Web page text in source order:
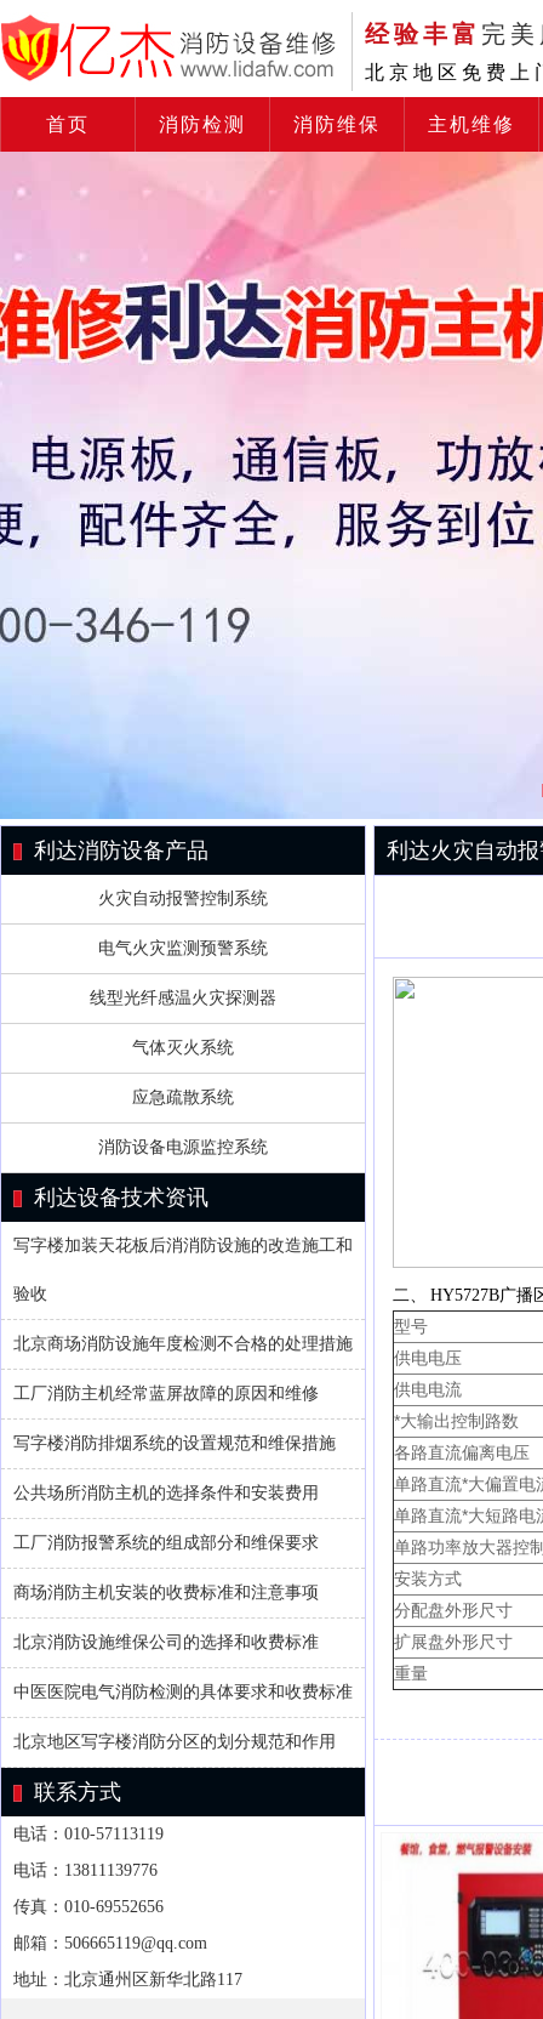
经验丰富 完
北京地区免费上
首页 消防检测 消防维保 主机维修
利达消防设备产品
火灾自动报警控制系统
电气火灾监测预警系统
线型光纤感温火灾探测器
气体灭火系统
应急疏散系统
消防设备电源监控系统
利达设备技术资讯
写字楼加装天花板后消消防设施的改造施工和
验收
北京商场消防设施年度检测不合格的处理措施
工厂消防主机经常蓝屏故障的原因和维修
写字楼消防排烟系统的设置规范和维保措施
公共场所消防主机的选择条件和安装费用
工厂消防报警系统的组成部分和维保要求
商场消防主机安装的收费标准和注意事项
北京消防设施维保公司的选择和收费标准
中医医院电气消防检测的具体要求和收费标准
北京地区写字楼消防分区的划分规范和作用
联系方式
电话：010-57113119
电话：13811139776
传真：010-69552656
邮箱：506665119@qq.com
地址：北京通州区新华北路117
利达火灾自动
二、 HY5727B广播
型号
供电电压
供电电流
*大输出控制路数
各路直流偏离电压
单路直流*大偏置电
单路直流*大短路电
单路功率放大器控
安装方式
分配盘外形尺寸
扩展盘外形尺寸
重量